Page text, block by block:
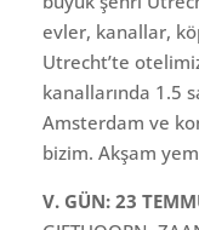
evler, kanallar,
Utrecht’te
kanallarında 1.5
Amsterdam ve
bizim. Akşam
V. GÜN: 23